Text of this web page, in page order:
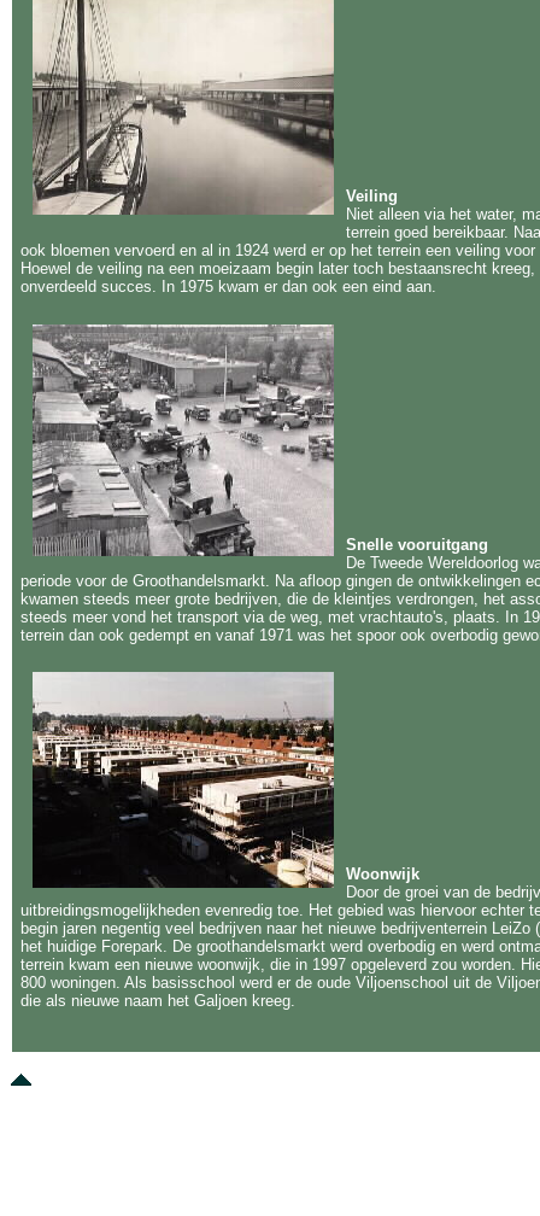
Veiling
Niet alleen via het water,
terrein goed bereikbaar.
ook bloemen vervoerd en al in 1924 werd er op het terrein een veiling
Hoewel de veiling na een moeizaam begin later toch bestaansrecht
onverdeeld succes. In 1975 kwam er dan ook een eind aan.
Snelle vooruitgang
De Tweede Wereldoorlog
periode voor de Groothandelsmarkt. Na afloop gingen de ontwikkelingen
kwamen steeds meer grote bedrijven, die de kleintjes verdrongen, het
steeds meer vond het transport via de weg, met vrachtauto's, plaats. In
terrein dan ook gedempt en vanaf 1971 was het spoor ook overbodig
Woonwijk
Door de groei van de
uitbreidingsmogelijkheden evenredig toe. Het gebied was hiervoor echter
begin jaren negentig veel bedrijven naar het nieuwe bedrijventerrein LeiZo
het huidige Forepark. De groothandelsmarkt werd overbodig en werd
terrein kwam een nieuwe woonwijk, die in 1997 opgeleverd zou worden.
800 woningen. Als basisschool werd er de oude Viljoenschool uit de
die als nieuwe naam het Galjoen kreeg.